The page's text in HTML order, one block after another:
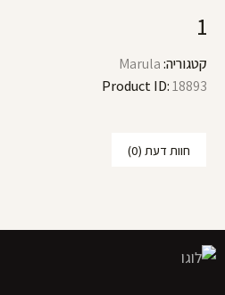
1
קטגוריה:Marula
Product ID:18893
חוות דעת (0)